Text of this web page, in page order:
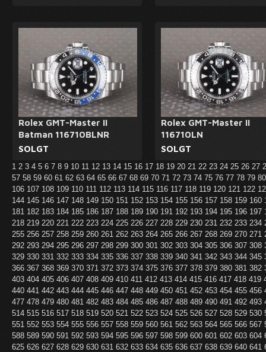
Rolex GMT-Master II
Batman 116710BLNR
SOLGT
Rolex GMT-Master II
116710LN
SOLGT
1 2 3 4 5 6 7 8 9 10 11 12 13 14 15 16 17 18 19 20 21 22 23 24 25 26 27
57 58 59 60 61 62 63 64 65 66 67 68 69 70 71 72 73 74 75 76 77 78 79
106 107 108 109 110 111 112 113 114 115 116 117 118 119 120 121 122
144 145 146 147 148 149 150 151 152 153 154 155 156 157 158 159 160
181 182 183 184 185 186 187 188 189 190 191 192 193 194 195 196 197
218 219 220 221 222 223 224 225 226 227 228 229 230 231 232 233 234
255 256 257 258 259 260 261 262 263 264 265 266 267 268 269 270 271
292 293 294 295 296 297 298 299 300 301 302 303 304 305 306 307 308
329 330 331 332 333 334 335 336 337 338 339 340 341 342 343 344 345
366 367 368 369 370 371 372 373 374 375 376 377 378 379 380 381 382
403 404 405 406 407 408 409 410 411 412 413 414 415 416 417 418 419
440 441 442 443 444 445 446 447 448 449 450 451 452 453 454 455 456
477 478 479 480 481 482 483 484 485 486 487 488 489 490 491 492 493
514 515 516 517 518 519 520 521 522 523 524 525 526 527 528 529 530
551 552 553 554 555 556 557 558 559 560 561 562 563 564 565 566 567
588 589 590 591 592 593 594 595 596 597 598 599 600 601 602 603 604
625 626 627 628 629 630 631 632 633 634 635 636 637 638 639 640 641